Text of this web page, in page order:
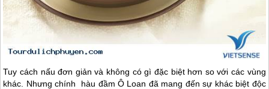
Tuy cách nấu đơn giản và không có gì đặc biệt hơn so với các vùng
khác. Nhưng chính hàu đầm Ô Loan đã mang đến sự khác biệt độc